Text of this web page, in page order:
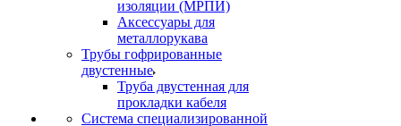
изоляции (МРПИ)
Аксессуары для
металлорукава
Трубы гофрированные
двустенные
Труба двустенная для
прокладки кабеля
Система специализированной